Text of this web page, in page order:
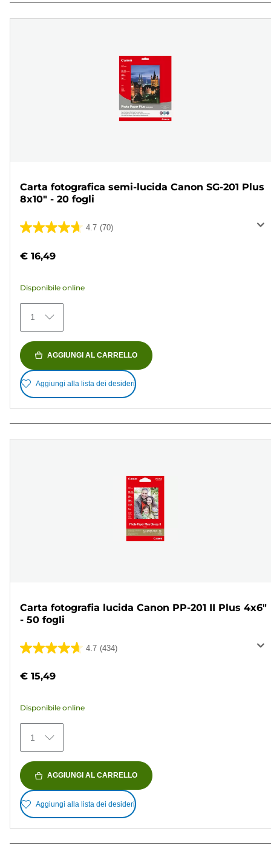
Carta fotografica semi-lucida Canon SG-201 Plus
8x10" - 20 fogli
4.7 (70)
4.7
5
70
recensioni
€ 16,49
Disponibile online
1
AGGIUNGI AL CARRELLO
Aggiungi alla lista dei desideri
Carta fotografia lucida Canon PP-201 II Plus 4x6"
- 50 fogli
4.7 (434)
4.7
5
434
recensioni
€ 15,49
Disponibile online
1
AGGIUNGI AL CARRELLO
Aggiungi alla lista dei desideri